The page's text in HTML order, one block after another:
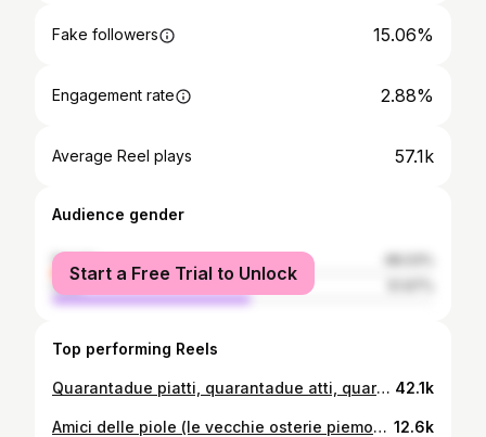
Fake followers 15.06%
Engagement rate 2.88%
Average Reel plays 57.1k
Audience gender
female
male
Start a Free Trial to Unlock
Top performing Reels
Quarantadue piatti, quarantadue atti, quarantadue storie al ristorante Alchemist di Copenaghen, il più spettacolare, il più tecnologico e tra i più creativi al mondo (e sempre molto buono). Sono tornato per la quarta volta, e per la quarta volta mi sono immerso in un parco giochi, in cui cinque ore passano in un attimo. Lo chef Rasmus Munk la chiama “cucina olistica”, io direi “fantagastronomia”. PS: come diceva il saggio, “se ti chiedi quanto costa, non te lo puoi permettere”. 📍@restaurantalchemist 🫶🏻 @sporacph @visitcopenhagen @govisitdenmark #visitdenmark #invited #restaurantalchemist #lucaintour #denmark #copenhagen 42.1k
Amici delle piole (le vecchie osterie piemontesi), non potevo che scegliere questo posto per gli auguri (e per una piccola auto promozione letteraria) di Natale. 🎄 🎁 Buone feste, buone acciughe al verde! PS: un grande thanks agli amici di @tobevents con i quali finalmente riprende l’avventura dei miei Posti del cuore 12.6k